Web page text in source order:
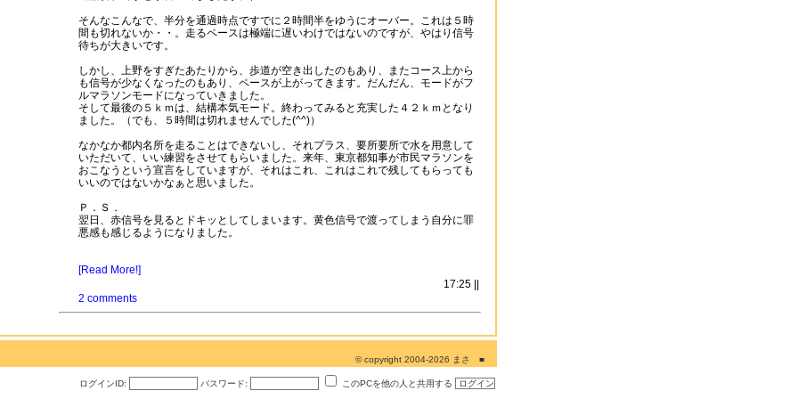
そんなこんなで、半分を通過時点ですでに２時間半をゆうにオーバー。これは５時
間も切れないか・・。走るペースは極端に遅いわけではないのですが、やはり信号
待ちが大きいです。
しかし、上野をすぎたあたりから、歩道が空き出したのもあり、またコース上から
も信号が少なくなったのもあり、ペースが上がってきます。だんだん、モードがフ
ルマラソンモードになっていきました。
そして最後の５ｋｍは、結構本気モード。終わってみると充実した４２ｋｍとなり
ました。（でも、５時間は切れませんでした(^^)）
なかなか都内名所を走ることはできないし、それプラス、要所要所で水を用意して
いただいて、いい練習をさせてもらいました。来年、東京都知事が市民マラソンを
おこなうという宣言をしていますが、それはこれ、これはこれで残してもらっても
いいのではないかなぁと思いました。
Ｐ．Ｓ．
翌日、赤信号を見るとドキッとしてしまいます。黄色信号で渡ってしまう自分に罪
悪感も感じるようになりました。
[Read More!]
17:25 ||
2 comments
© copyright 2004-2026 まさ ■
ログインID: パスワード: このPCを他の人と共用する